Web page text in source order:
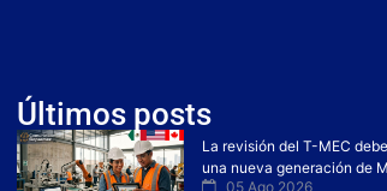
Últimos posts
La revisión del T-MEC
una nueva generación de
05 Ago 2026